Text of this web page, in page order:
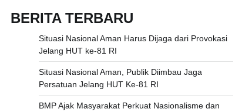
BERITA TERBARU
Situasi Nasional Aman Harus Dijaga dari Provokasi
Jelang HUT ke-81 RI
Situasi Nasional Aman, Publik Diimbau Jaga
Persatuan Jelang HUT Ke-81 RI
BMP Ajak Masyarakat Perkuat Nasionalisme dan